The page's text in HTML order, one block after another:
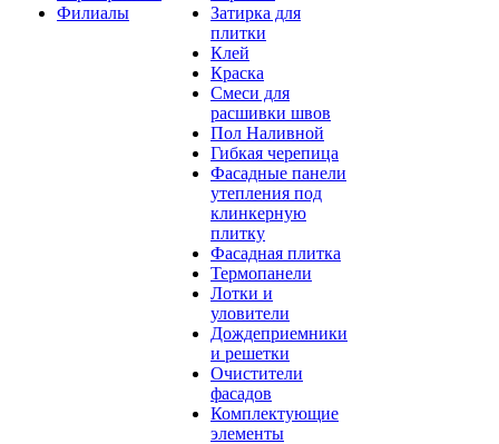
Филиалы
Затирка для
плитки
Клей
Краска
Смеси для
расшивки швов
Пол Наливной
Гибкая черепица
Фасадные панели
утепления под
клинкерную
плитку
Фасадная плитка
Термопанели
Лотки и
уловители
Дождеприемники
и решетки
Очистители
фасадов
Комплектующие
элементы